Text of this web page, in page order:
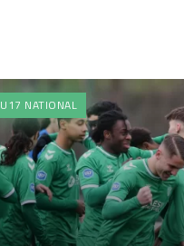
U17 NATIONAL